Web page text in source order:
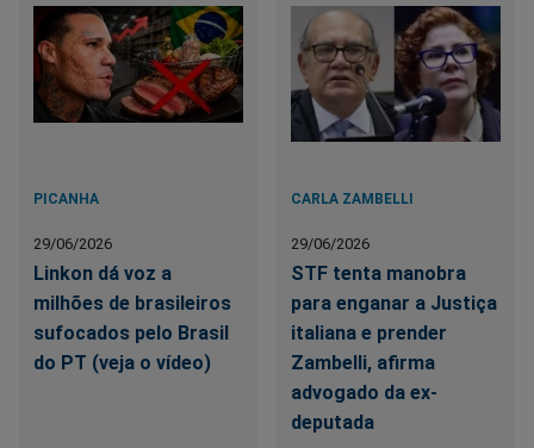
PICANHA
29/06/2026
Linkon dá voz a
milhões de brasileiros
sufocados pelo Brasil
do PT (veja o vídeo)
CARLA ZAMBELLI
29/06/2026
STF tenta manobra
para enganar a Justiça
italiana e prender
Zambelli, afirma
advogado da ex-
deputada